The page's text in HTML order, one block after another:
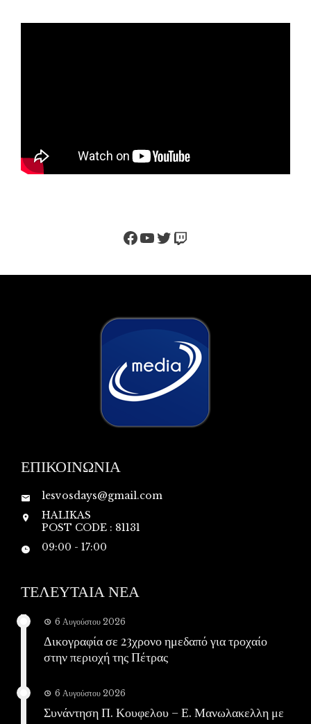
Facebook
YouTube
Twitter
Twitch
ΕΠΙΚΟΙΝΩΝΙΑ
lesvosdays@gmail.com
HALIKAS
POST CODE : 81131
09:00 - 17:00
ΤΕΛΕΥΤΑΙΑ ΝΕΑ
6 Αυγούστου 2026
Δικογραφία σε 23χρονο ημεδαπό για τροχαίο
στην περιοχή της Πέτρας
6 Αυγούστου 2026
Συνάντηση Π. Κουφελου – Ε. Μανωλακελλη με